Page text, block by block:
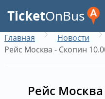
TicketOnBus
Главная
Новости
Рейс Москва - Скопин
Рейс